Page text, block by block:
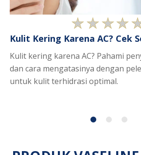
Kulit kering karena AC? Pahami
dan cara mengatasinya dengan
untuk kulit terhidrasi optimal.
Kulit Kering Karena AC? Cek
Tidak
ada
yang
ini